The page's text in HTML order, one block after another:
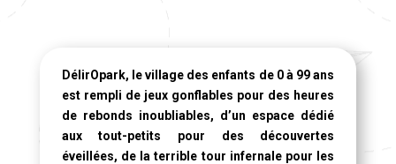
DélirOpark, le village des enfants de 0 à 99 ans
est rempli de jeux gonflables pour des heures
de rebonds inoubliables, d’un espace dédié
aux tout-petits pour des découvertes
éveillées, de la terrible tour infernale pour les